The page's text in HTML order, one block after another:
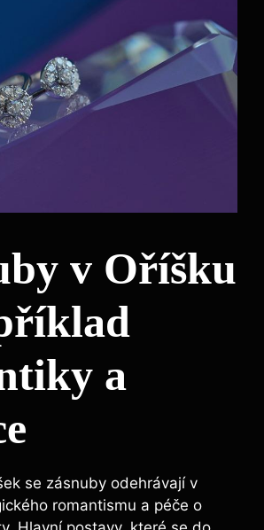
v Oříšku
a
se zásnuby odehrávají v
romantismu a péče o